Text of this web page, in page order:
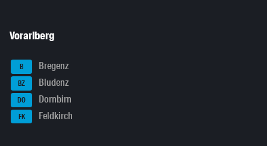
Vorarlberg
B Bregenz
BZ Bludenz
DO Dornbirn
FK Feldkirch